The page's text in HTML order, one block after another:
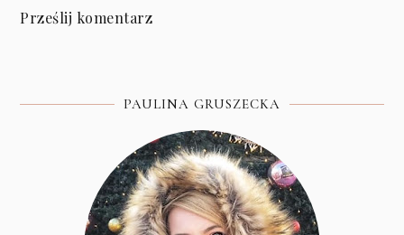
Prześlij komentarz
PAULINA GRUSZECKA